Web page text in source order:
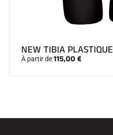
NEW TIBIA PLASTIQUE
À partir de115,00 €